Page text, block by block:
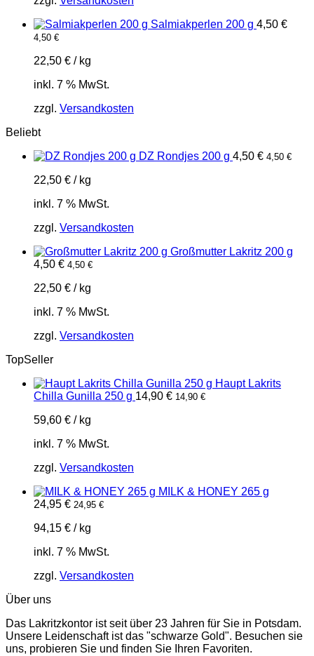
Salmiakperlen 200 g 4,50 €
4,50 €
22,50 € / kg
inkl. 7 % MwSt.
zzgl. Versandkosten
Beliebt
DZ Rondjes 200 g 4,50 € 4,50 €
22,50 € / kg
inkl. 7 % MwSt.
zzgl. Versandkosten
Großmutter Lakritz 200 g
4,50 € 4,50 €
22,50 € / kg
inkl. 7 % MwSt.
zzgl. Versandkosten
TopSeller
Haupt Lakrits
Chilla Gunilla 250 g 14,90 € 14,90 €
59,60 € / kg
inkl. 7 % MwSt.
zzgl. Versandkosten
MILK & HONEY 265 g
24,95 € 24,95 €
94,15 € / kg
inkl. 7 % MwSt.
zzgl. Versandkosten
Über uns
Das Lakritzkontor ist seit über 23 Jahren für Sie in Potsdam.
Unsere Leidenschaft ist das "schwarze Gold". Besuchen sie
uns, probieren Sie und finden Sie Ihren Favoriten.